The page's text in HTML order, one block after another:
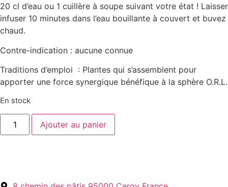
20 cl d’eau ou 1 cuillère à soupe suivant votre état ! Laisser
infuser 10 minutes dans l’eau bouillante à couvert et buvez
chaud.
Contre-indication : aucune connue
Traditions d’emploi : Plantes qui s’assemblent pour
apporter une force synergique bénéfique à la sphère O.R.L.
En stock
Ajouter au panier